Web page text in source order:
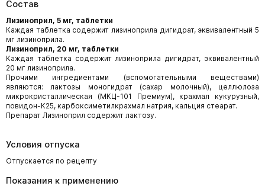
Состав
Лизиноприл, 5 мг, таблетки
Каждая таблетка содержит лизиноприла дигидрат, эквивалентный 5
мг лизиноприла.
Лизиноприл, 20 мг, таблетки
Каждая таблетка содержит лизиноприла дигидрат, эквивалентный
20 мг лизиноприла.
Прочими ингредиентами (вспомогательными веществами)
являются: лактозы моногидрат (сахар молочный), целлюлоза
микрокристаллическая (МКЦ-101 Премиум), крахмал кукурузный,
повидон-К25, карбоксиметилкрахмал натрия, кальция стеарат.
Препарат Лизиноприл содержит лактозу.
Условия отпуска
Отпускается по рецепту
Показания к применению